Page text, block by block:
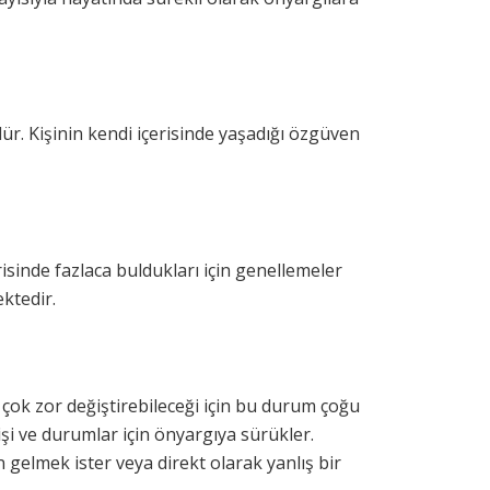
Kişinin kendi içerisinde yaşadığı özgüven
fazlaca buldukları için genellemeler
çok zor değiştirebileceği için bu durum çoğu
ve durumlar için önyargıya sürükler.
gelmek ister veya direkt olarak yanlış bir